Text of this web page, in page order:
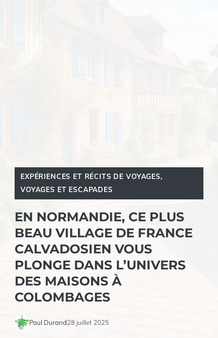
EXPÉRIENCES ET RÉCITS DE VOYAGES,
VOYAGES ET ESCAPADES
EN NORMANDIE, CE PLUS
BEAU VILLAGE DE FRANCE
CALVADOSIEN VOUS
PLONGE DANS L’UNIVERS
DES MAISONS À
COLOMBAGES
Paul Durand28 juillet 2025